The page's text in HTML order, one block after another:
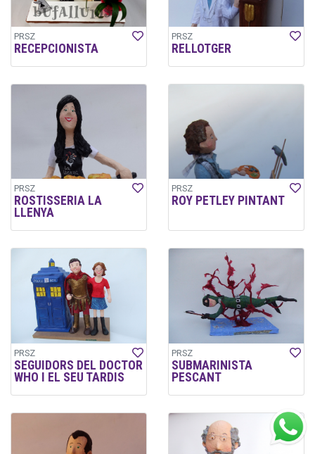
PRSZ
RECEPCIONISTA
PRSZ
RELLOTGER
PRSZ
ROSTISSERIA LA
LLENYA
PRSZ
ROY PETLEY PINTANT
PRSZ
SEGUIDORS DEL DOCTOR
WHO I EL SEU TARDIS
PRSZ
SUBMARINISTA
PESCANT